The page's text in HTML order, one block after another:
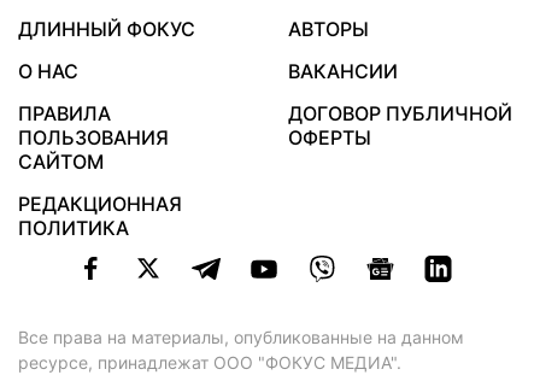
ДЛИННЫЙ ФОКУС
АВТОРЫ
О НАС
ВАКАНСИИ
ПРАВИЛА
ПОЛЬЗОВАНИЯ
САЙТОМ
ДОГОВОР ПУБЛИЧНОЙ
ОФЕРТЫ
РЕДАКЦИОННАЯ
ПОЛИТИКА
Все права на материалы, опубликованные на данном
ресурсе, принадлежат ООО "ФОКУС МЕДИА".